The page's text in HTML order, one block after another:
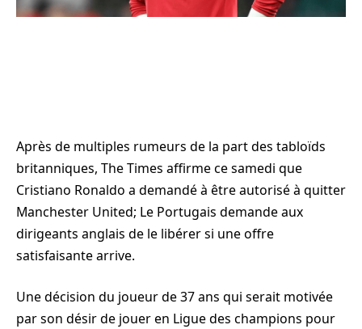
Après de multiples rumeurs de la part des tabloïds
britanniques, The Times affirme ce samedi que
Cristiano Ronaldo a demandé à être autorisé à quitter
Manchester United; Le Portugais demande aux
dirigeants anglais de le libérer si une offre
satisfaisante arrive.
Une décision du joueur de 37 ans qui serait motivée
par son désir de jouer en Ligue des champions pour